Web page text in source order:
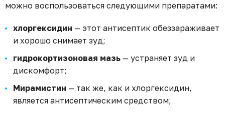
можно воспользоваться следующими препаратами:
хлоргексидин — этот антисептик обеззараживает
и хорошо снимает зуд;
гидрокортизоновая мазь — устраняет зуд и
дискомфорт;
Мирамистин — так же, как и хлоргексидин,
является антисептическим средством;